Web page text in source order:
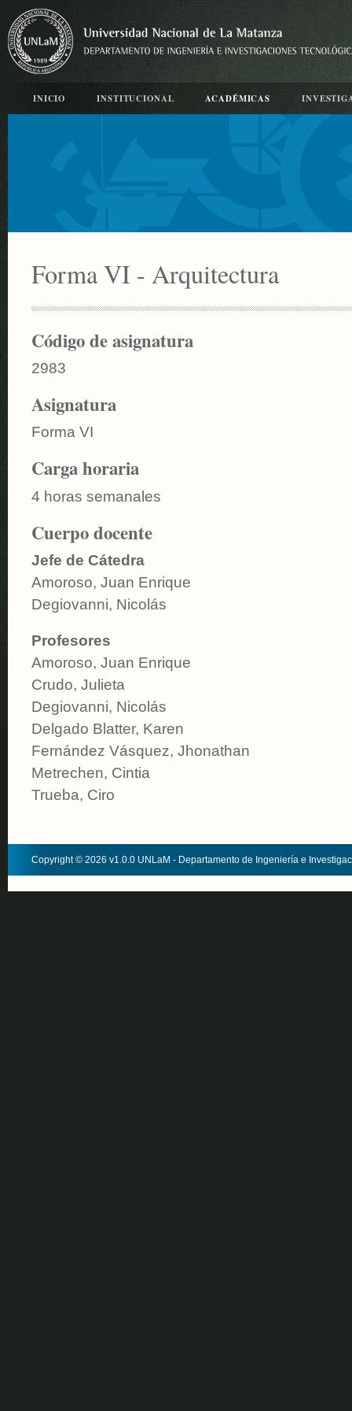
INICIO INSTITUCIONAL ACADÉMICAS
Forma VI - Arquitectura
Código de asignatura
2983
Asignatura
Forma VI
Carga horaria
4 horas semanales
Cuerpo docente
Jefe de Cátedra
Amoroso, Juan Enrique
Degiovanni, Nicolás
Profesores
Amoroso, Juan Enrique
Crudo, Julieta
Degiovanni, Nicolás
Delgado Blatter, Karen
Fernández Vásquez, Jhonathan
Metrechen, Cintia
Trueba, Ciro
Copyright © 2026 v1.0.0 UNLaM - Departamento de Ingeniería e